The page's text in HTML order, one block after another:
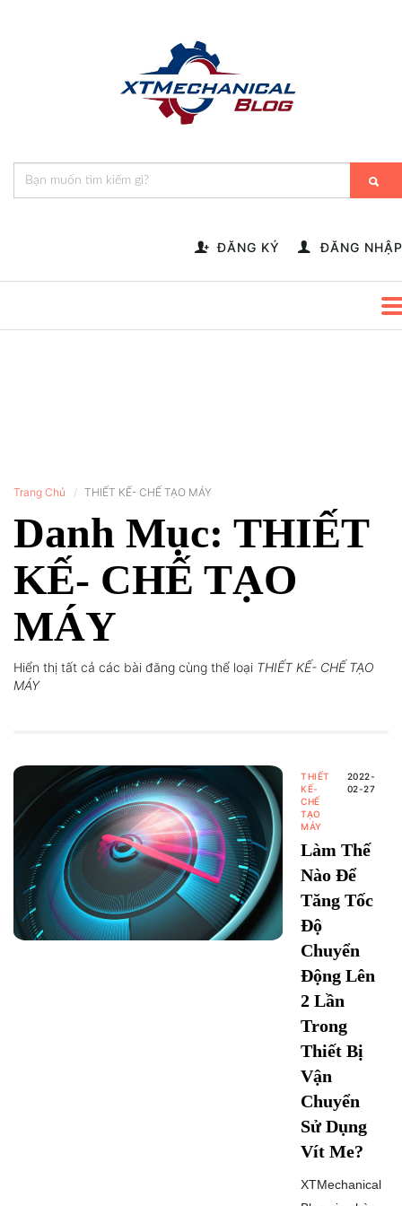
ĐĂNG KÝ ĐĂNG NHẬP
Trang Chủ THIẾT KẾ- CHẾ TẠO MÁY
Danh Mục: THIẾT
KẾ- CHẾ TẠO
MÁY
Hiển thị tất cả các bài đăng cùng thể loại THIẾT KẾ- CHẾ TẠO
MÁY
THIẾT
KẾ-
CHẾ
TẠO
MÁY
2022-
02-27
Làm Thế
Nào Để
Tăng Tốc
Độ
Chuyển
Động Lên
2 Lần
Trong
Thiết Bị
Vận
Chuyển
Sử Dụng
Vít Me?
XTMechanical